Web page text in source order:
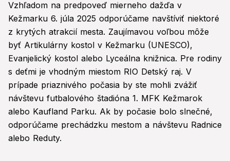
Vzhľadom na predpoveď mierneho dažďa v
Kežmarku 6. júla 2025 odporúčame navštíviť niektoré
z krytých atrakcií mesta. Zaujímavou voľbou môže
byť Artikulárny kostol v Kežmarku (UNESCO),
Evanjelický kostol alebo Lyceálna knižnica. Pre rodiny
s deťmi je vhodným miestom RIO Detský raj. V
prípade priaznivého počasia by ste mohli zvážiť
návštevu futbalového štadióna 1. MFK Kežmarok
alebo Kaufland Parku. Ak by počasie bolo slnečné,
odporúčame prechádzku mestom a návštevu Radnice
alebo Reduty.